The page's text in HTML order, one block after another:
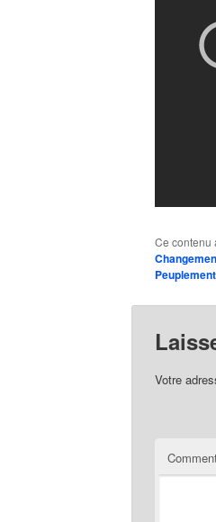
Ce contenu
Peuplement
Votre